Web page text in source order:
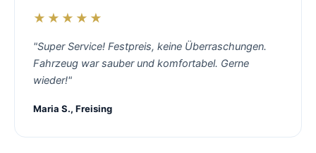
★★★★★
"Super Service! Festpreis, keine Überraschungen.
Fahrzeug war sauber und komfortabel. Gerne
wieder!"
Maria S., Freising